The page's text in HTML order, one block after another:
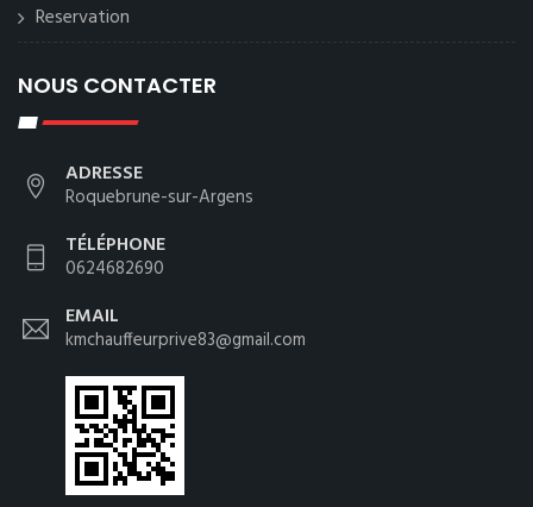
Reservation
NOUS CONTACTER
ADRESSE
Roquebrune-sur-Argens
TÉLÉPHONE
0624682690
EMAIL
kmchauffeurprive83@gmail.com